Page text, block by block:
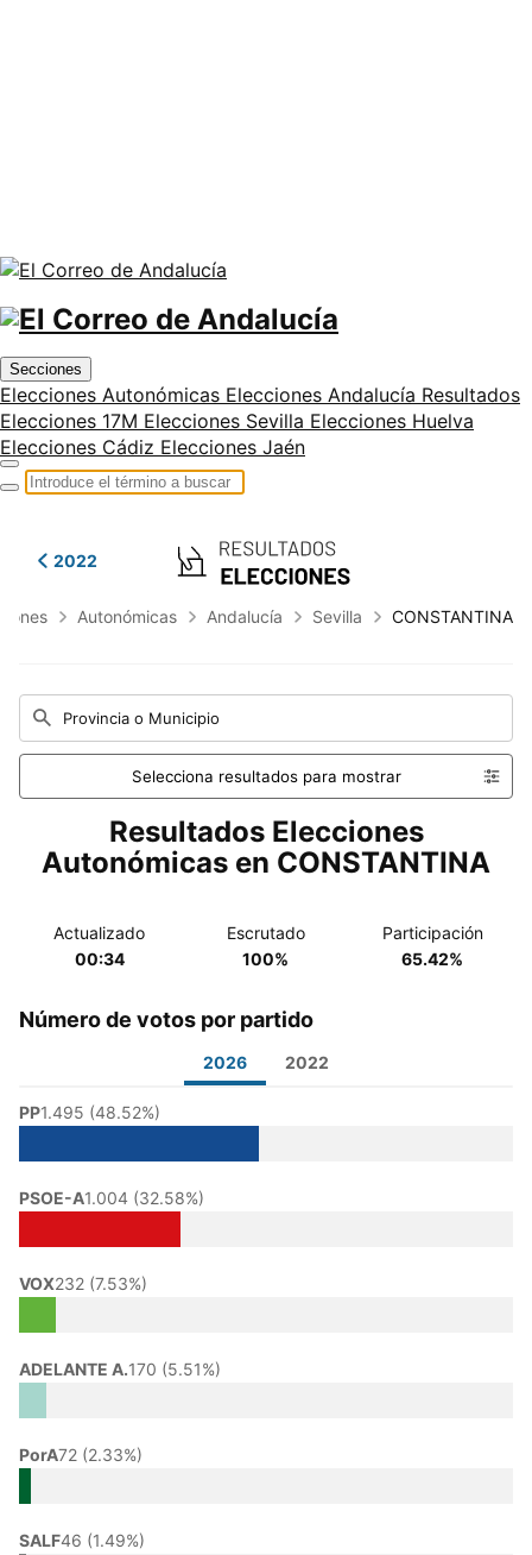
Secciones
Elecciones Autonómicas Elecciones Andalucía Resultados
Elecciones 17M Elecciones Sevilla Elecciones Huelva
Elecciones Cádiz Elecciones Jaén
2022
Autonómicas Andalucía Sevilla CONSTANTINA
Provincia o Municipio
Selecciona resultados para mostrar
Resultados Elecciones
Autonómicas en CONSTANTINA
Actualizado
00:34
Escrutado
100%
Participación
65.42%
Número de votos por partido
2026 2022
PP1.495 (48.52%)
PSOE-A1.004 (32.58%)
VOX232 (7.53%)
ADELANTE A.170 (5.51%)
PorA72 (2.33%)
SALF46 (1.49%)